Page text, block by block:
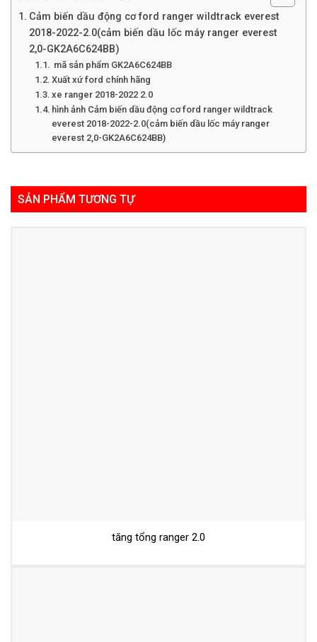
Cảm biến dầu động cơ ford ranger wildtrack everest
2018-2022-2.0(cảm biến dầu lốc máy ranger everest
2,0-GK2A6C624BB)
mã sản phẩm GK2A6C624BB
Xuất xứ ford chính hãng
xe ranger 2018-2022 2.0
hình ảnh Cảm biến dầu động cơ ford ranger wildtrack
everest 2018-2022-2.0(cảm biến dầu lốc máy ranger
everest 2,0-GK2A6C624BB)
SẢN PHẨM TƯƠNG TỰ
tăng tổng ranger 2.0